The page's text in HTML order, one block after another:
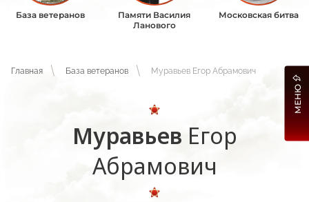
База ветеранов
Памяти Василия
Ланового
Московская битва
Главная База ветеранов Муравьев Егор Абрамович
Муравьев Егор
Абрамович
МЕНЮ